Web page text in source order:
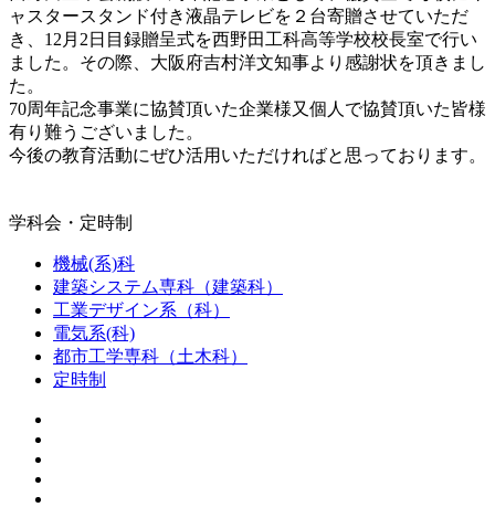
ャスタースタンド付き液晶テレビを２台寄贈させていただ
き、12月2日目録贈呈式を西野田工科高等学校校長室で行い
ました。その際、大阪府吉村洋文知事より感謝状を頂きまし
た。
70周年記念事業に協賛頂いた企業様又個人で協賛頂いた皆様
有り難うございました。
今後の教育活動にぜひ活用いただければと思っております。
学科会・定時制
機械(系)科
建築システム専科（建築科）
工業デザイン系（科）
電気系(科)
都市工学専科（土木科）
定時制